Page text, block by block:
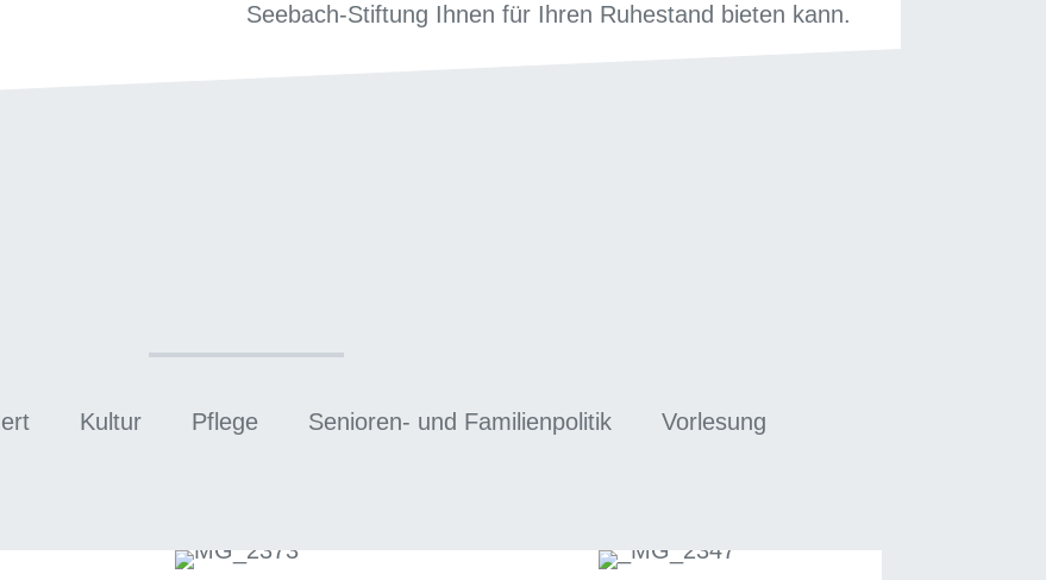
Seebach-Stiftung Ihnen für Ihren Ruhestand bieten kann.
Kultur Pflege Senioren- und Familienpolitik Vorlesung